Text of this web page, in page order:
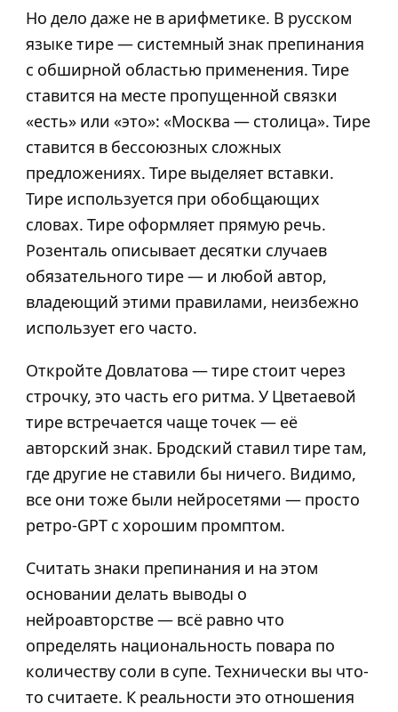
Но дело даже не в арифметике. В русском
языке тире — системный знак препинания
с обширной областью применения. Тире
ставится на месте пропущенной связки
«есть» или «это»: «Москва — столица». Тире
ставится в бессоюзных сложных
предложениях. Тире выделяет вставки.
Тире используется при обобщающих
словах. Тире оформляет прямую речь.
Розенталь описывает десятки случаев
обязательного тире — и любой автор,
владеющий этими правилами, неизбежно
использует его часто.
Откройте Довлатова — тире стоит через
строчку, это часть его ритма. У Цветаевой
тире встречается чаще точек — её
авторский знак. Бродский ставил тире там,
где другие не ставили бы ничего. Видимо,
все они тоже были нейросетями — просто
ретро-GPT с хорошим промптом.
Считать знаки препинания и на этом
основании делать выводы о
нейроавторстве — всё равно что
определять национальность повара по
количеству соли в супе. Технически вы что-
то считаете. К реальности это отношения